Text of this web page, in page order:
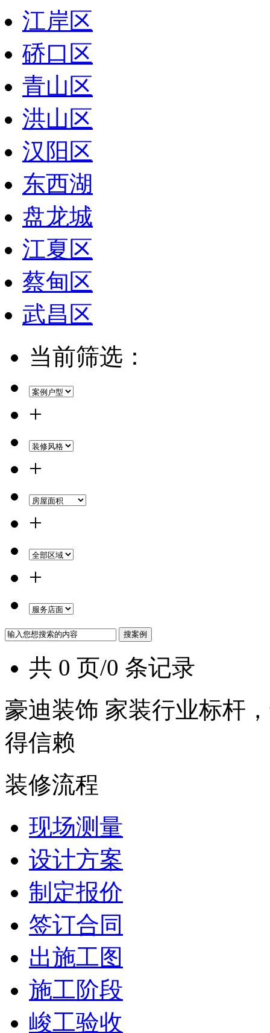
江岸区
硚口区
青山区
洪山区
汉阳区
东西湖
盘龙城
江夏区
蔡甸区
武昌区
当前筛选：
+
+
+
+
共 0 页/0 条记录
豪迪装饰 家装行业标杆
得信赖
装修流程
现场测量
设计方案
制定报价
签订合同
出施工图
施工阶段
峻工验收